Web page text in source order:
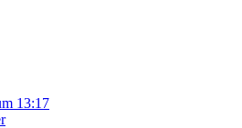
13:17